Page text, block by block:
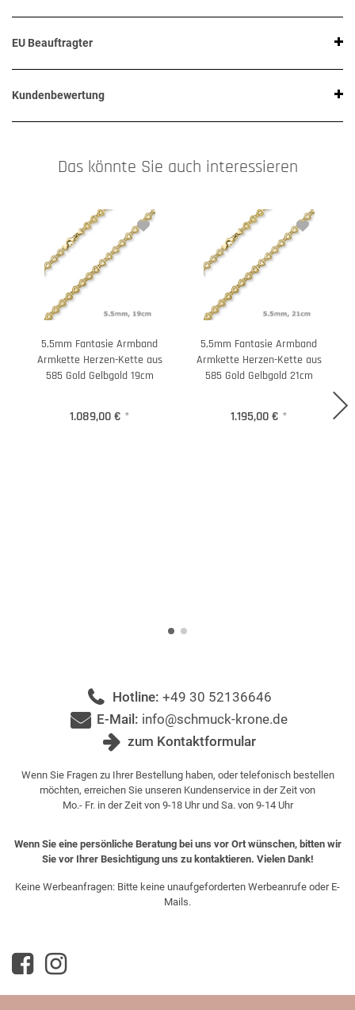
EU Beauftragter
Kundenbewertung
Das könnte Sie auch interessieren
5,5mm Fantasie Armband
Armkette Herzen-Kette aus
585 Gold Gelbgold 19cm
1.089,00 € *
5,5mm Fantasie Armband
Armkette Herzen-Kette aus
585 Gold Gelbgold 21cm
1.195,00 € *
Hotline: +49 30 52136646
E-Mail: info@schmuck-krone.de
zum Kontaktformular
Wenn Sie Fragen zu Ihrer Bestellung haben, oder telefonisch bestellen
möchten, erreichen Sie unseren Kundenservice in der Zeit von
Mo.- Fr. in der Zeit von 9-18 Uhr und Sa. von 9-14 Uhr
Wenn Sie eine persönliche Beratung bei uns vor Ort wünschen, bitten wir
Sie vor Ihrer Besichtigung uns zu kontaktieren. Vielen Dank!
Keine Werbeanfragen: Bitte keine unaufgeforderten Werbeanrufe oder E-
Mails.